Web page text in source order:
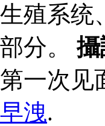
生殖系统
部分。
第一次见
早洩.